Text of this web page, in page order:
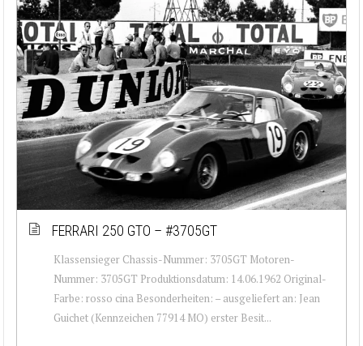
FERRARI 250 GTO – #3705GT
Klassensieger Chassis-Nummer: 3705GT Motoren-
Nummer: 3705GT Produktionsdatum: 14.06.1962 Original-
Farbe: rosso cina Besonderheiten: – ausgeliefert an: Jean
Guichet (Kennzeichen 77914 MO) erster Besit...